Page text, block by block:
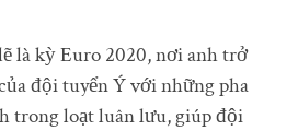
là kỳ Euro 2020, nơi anh trở
đội tuyển Ý với những pha
trong loạt luân lưu, giúp đội